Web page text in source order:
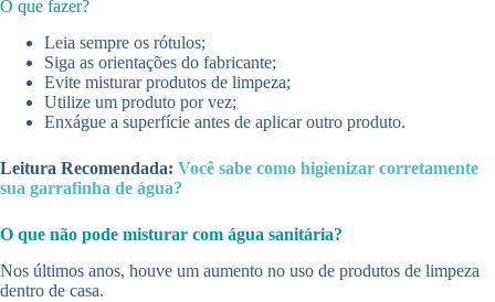
O que fazer?
Leia sempre os rótulos;
Siga as orientações do fabricante;
Evite misturar produtos de limpeza;
Utilize um produto por vez;
Enxágue a superfície antes de aplicar outro produto.
Leitura Recomendada: Você sabe como higienizar corretamente
sua garrafinha de água?
O que não pode misturar com água sanitária?
Nos últimos anos, houve um aumento no uso de produtos de limpeza
dentro de casa.